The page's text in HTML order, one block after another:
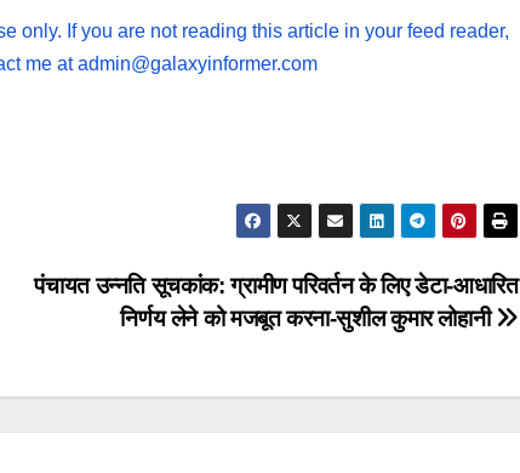
only. If you are not reading this article in your feed reader,
me atadmin@galaxyinformer.com
पंचायत उन्नति सूचकांक: ग्रामीण परिवर्तन के लिए डेटा-आधारित
निर्णय लेने को मजबूत करना-सुशील कुमार लोहानी